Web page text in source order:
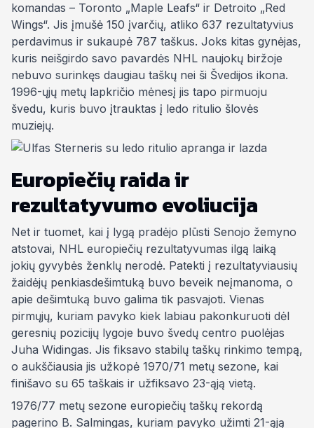
komandas – Toronto „Maple Leafs“ ir Detroito „Red
Wings“. Jis įmušė 150 įvarčių, atliko 637 rezultatyvius
perdavimus ir sukaupė 787 taškus. Joks kitas gynėjas,
kuris neišgirdo savo pavardės NHL naujokų biržoje
nebuvo surinkęs daugiau taškų nei ši Švedijos ikona.
1996-ųjų metų lapkričio mėnesį jis tapo pirmuoju
švedu, kuris buvo įtrauktas į ledo ritulio šlovės
muziejų.
Europiečių raida ir
rezultatyvumo evoliucija
Net ir tuomet, kai į lygą pradėjo plūsti Senojo žemyno
atstovai, NHL europiečių rezultatyvumas ilgą laiką
jokių gyvybės ženklų nerodė. Patekti į rezultatyviausių
žaidėjų penkiasdešimtuką buvo beveik neįmanoma, o
apie dešimtuką buvo galima tik pasvajoti. Vienas
pirmųjų, kuriam pavyko kiek labiau pakonkuruoti dėl
geresnių pozicijų lygoje buvo švedų centro puolėjas
Juha Widingas. Jis fiksavo stabilų taškų rinkimo tempą,
o aukščiausia jis užkopė 1970/71 metų sezone, kai
finišavo su 65 taškais ir užfiksavo 23-ąją vietą.
1976/77 metų sezone europiečių taškų rekordą
pagerino B. Salmingas, kuriam pavyko užimti 21-ąją